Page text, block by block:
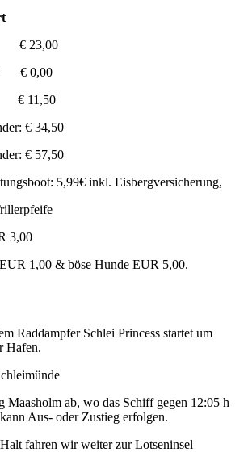
€ 23,00
€ 0,00
€ 11,50
€ 34,50
€ 57,50
5,99€ inkl. Eisbergversicherung,
3,00
1,00 & böse Hunde EUR 5,00.
Raddampfer Schlei Princess startet um
Hafen.
Maasholm ab, wo das Schiff gegen 12:05 h
Aus- oder Zustieg erfolgen.
fahren wir weiter zur Lotseninsel